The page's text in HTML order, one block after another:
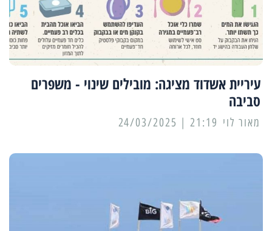
עיריית אשדוד מציגה: מובילים שינוי - משפרים
סביבה
מאור לוי 21:19 | 24/03/2025